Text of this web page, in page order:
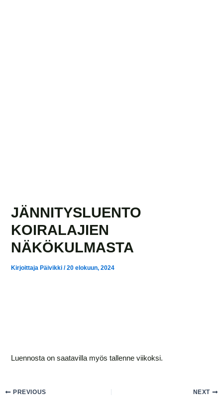
JÄNNITYSLUENTO
KOIRALAJIEN
NÄKÖKULMASTA
KirjoittajaPäivikki/20 elokuun, 2024
Luennosta on saatavilla myös tallenne viikoksi.
PREVIOUS NEXT